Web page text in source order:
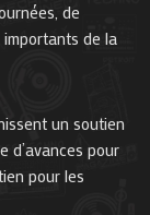
de
de la
un soutien
d’avances pour
pour les